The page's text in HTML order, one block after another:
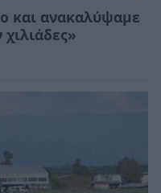
και ανακαλύψαμε